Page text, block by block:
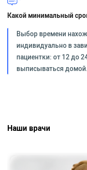
Какой минимальный
Выбор времени
индивидуально в
пациентки: от 12 до
выписываться домой.
Наши врачи